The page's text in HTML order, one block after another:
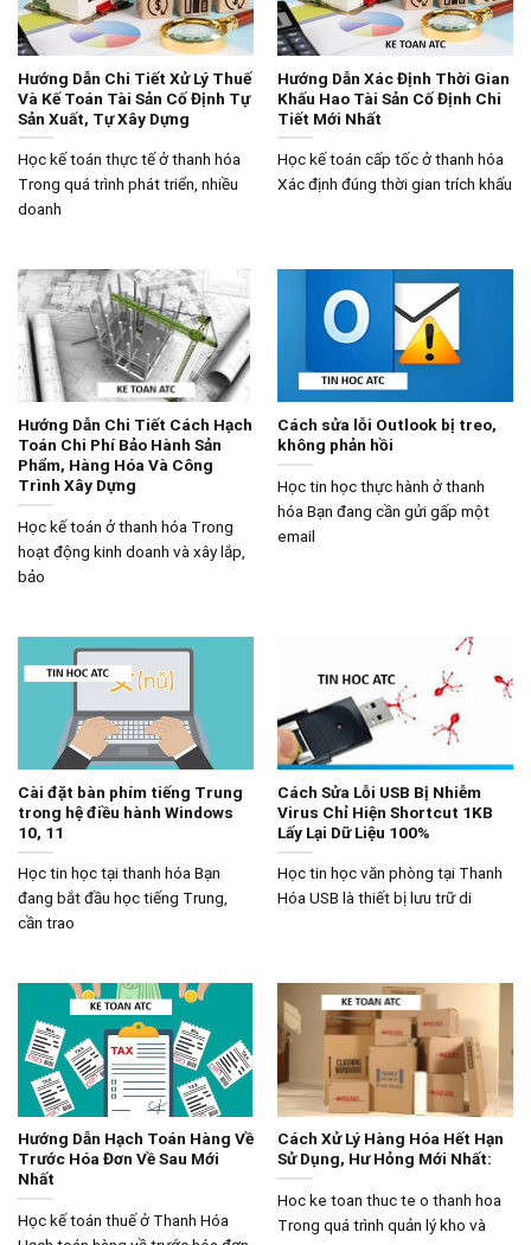
Hướng Dẫn Chi Tiết Xử Lý Thuế
Và Kế Toán Tài Sản Cố Định Tự
Sản Xuất, Tự Xây Dựng
Học kế toán thực tế ở thanh hóa
Trong quá trình phát triển, nhiều
doanh
Hướng Dẫn Xác Định Thời Gian
Khấu Hao Tài Sản Cố Định Chi
Tiết Mới Nhất
Học kế toán cấp tốc ở thanh hóa
Xác định đúng thời gian trích khấu
Hướng Dẫn Chi Tiết Cách Hạch
Toán Chi Phí Bảo Hành Sản
Phẩm, Hàng Hóa Và Công
Trình Xây Dựng
Học kế toán ở thanh hóa Trong
hoạt động kinh doanh và xây lắp,
bảo
Cách sửa lỗi Outlook bị treo,
không phản hồi
Học tin học thực hành ở thanh
hóa Bạn đang cần gửi gấp một
email
Cài đặt bàn phím tiếng Trung
trong hệ điều hành Windows
10, 11
Học tin học tại thanh hóa Bạn
đang bắt đầu học tiếng Trung,
cần trao
Cách Sửa Lỗi USB Bị Nhiễm
Virus Chỉ Hiện Shortcut 1KB
Lấy Lại Dữ Liệu 100%
Học tin học văn phòng tại Thanh
Hóa USB là thiết bị lưu trữ di
Hướng Dẫn Hạch Toán Hàng Về
Trước Hóa Đơn Về Sau Mới
Nhất
Học kế toán thuế ở Thanh Hóa
Cách Xử Lý Hàng Hóa Hết Hạn
Sử Dụng, Hư Hỏng Mới Nhất:
Hoc ke toan thuc te o thanh hoa
Trong quá trình quản lý kho và